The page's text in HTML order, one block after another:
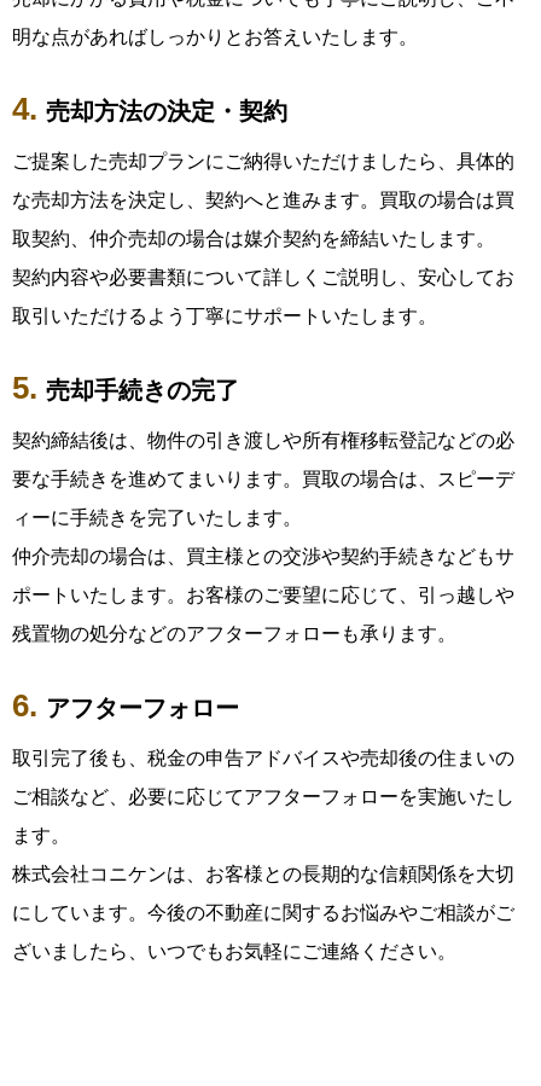
明な点があればしっかりとお答えいたします。
売却方法の決定・契約
ご提案した売却プランにご納得いただけましたら、具体的
な売却方法を決定し、契約へと進みます。買取の場合は買
取契約、仲介売却の場合は媒介契約を締結いたします。
契約内容や必要書類について詳しくご説明し、安心してお
取引いただけるよう丁寧にサポートいたします。
売却手続きの完了
契約締結後は、物件の引き渡しや所有権移転登記などの必
要な手続きを進めてまいります。買取の場合は、スピーデ
ィーに手続きを完了いたします。
仲介売却の場合は、買主様との交渉や契約手続きなどもサ
ポートいたします。お客様のご要望に応じて、引っ越しや
残置物の処分などのアフターフォローも承ります。
アフターフォロー
取引完了後も、税金の申告アドバイスや売却後の住まいの
ご相談など、必要に応じてアフターフォローを実施いたし
ます。
株式会社コニケンは、お客様との長期的な信頼関係を大切
にしています。今後の不動産に関するお悩みやご相談がご
ざいましたら、いつでもお気軽にご連絡ください。